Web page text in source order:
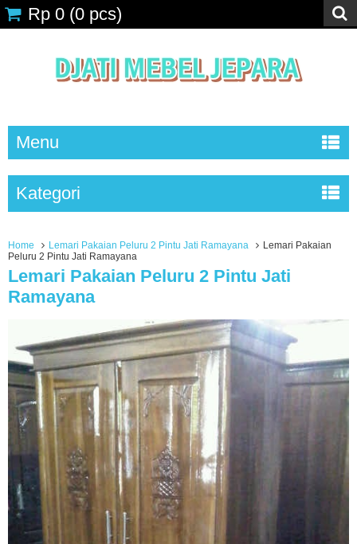
Rp 0 (0 pcs)
Menu
Kategori
Home Lemari Pakaian Peluru 2 Pintu Jati Ramayana
Lemari Pakaian
Peluru 2 Pintu Jati Ramayana
Lemari Pakaian Peluru 2 Pintu Jati
Ramayana